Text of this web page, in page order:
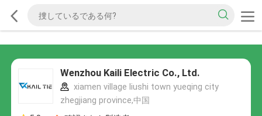
Wenzhou Kaili Electric Co., Ltd.
xiamen village liushi town yueqing city
zhegjiang province,中国